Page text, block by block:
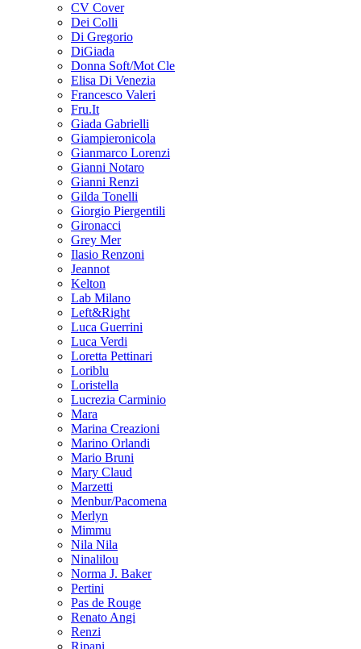
CV Cover
Dei Colli
Di Gregorio
DiGiada
Donna Soft/Mot Cle
Elisa Di Venezia
Francesco Valeri
Fru.It
Giada Gabrielli
Giampieronicola
Gianmarco Lorenzi
Gianni Notaro
Gianni Renzi
Gilda Tonelli
Giorgio Piergentili
Gironacci
Grey Mer
Ilasio Renzoni
Jeannot
Kelton
Lab Milano
Left&Right
Luca Guerrini
Luca Verdi
Loretta Pettinari
Loriblu
Loristella
Lucrezia Carminio
Mara
Marina Creazioni
Marino Orlandi
Mario Bruni
Mary Claud
Marzetti
Menbur/Pacomena
Merlyn
Mimmu
Nila Nila
Ninalilou
Norma J. Baker
Pertini
Pas de Rouge
Renato Angi
Renzi
Ripani